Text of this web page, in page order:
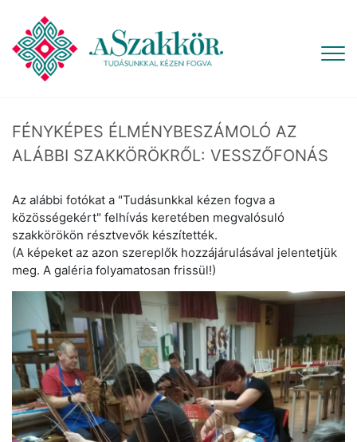
FÉNYKÉPES ÉLMÉNYBESZÁMOLÓ AZ
ALÁBBI SZAKKÖRÖKRŐL: VESSZŐFONÁS
Az alábbi fotókat a "Tudásunkkal kézen fogva a
közösségekért" felhívás keretében megvalósuló
szakkörökön résztvevők készítették.
(A képeket az azon szereplők hozzájárulásával jelentetjük
meg. A galéria folyamatosan frissül!)